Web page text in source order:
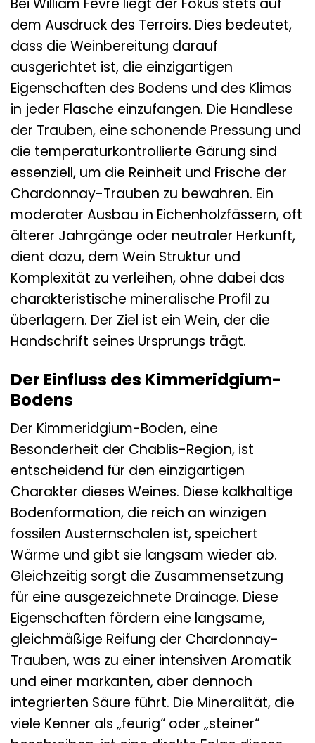
dem Ausdruck des Terroirs. Dies bedeutet,
dass die Weinbereitung darauf
ausgerichtet ist, die einzigartigen
Eigenschaften des Bodens und des Klimas
in jeder Flasche einzufangen. Die Handlese
der Trauben, eine schonende Pressung und
die temperaturkontrollierte Gärung sind
essenziell, um die Reinheit und Frische der
Chardonnay-Trauben zu bewahren. Ein
moderater Ausbau in Eichenholzfässern, oft
älterer Jahrgänge oder neutraler Herkunft,
dient dazu, dem Wein Struktur und
Komplexität zu verleihen, ohne dabei das
charakteristische mineralische Profil zu
überlagern. Der Ziel ist ein Wein, der die
Handschrift seines Ursprungs trägt.
Der Einfluss des Kimmeridgium-
Bodens
Der Kimmeridgium-Boden, eine
Besonderheit der Chablis-Region, ist
entscheidend für den einzigartigen
Charakter dieses Weines. Diese kalkhaltige
Bodenformation, die reich an winzigen
fossilen Austernschalen ist, speichert
Wärme und gibt sie langsam wieder ab.
Gleichzeitig sorgt die Zusammensetzung
für eine ausgezeichnete Drainage. Diese
Eigenschaften fördern eine langsame,
gleichmäßige Reifung der Chardonnay-
Trauben, was zu einer intensiven Aromatik
und einer markanten, aber dennoch
integrierten Säure führt. Die Mineralität, die
viele Kenner als „feurig“ oder „steiner“